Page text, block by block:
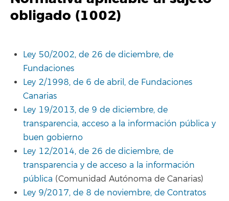
obligado (1002)
Ley 50/2002, de 26 de diciembre, de
Fundaciones
Ley 2/1998, de 6 de abril, de Fundaciones
Canarias
Ley 19/2013, de 9 de diciembre, de
transparencia, acceso a la información pública y
buen gobierno
Ley 12/2014, de 26 de diciembre, de
transparencia y de acceso a la información
pública (Comunidad Autónoma de Canarias)
Ley 9/2017, de 8 de noviembre, de Contratos